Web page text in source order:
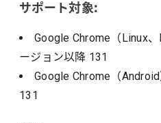
サポート対象:
Google Chrome（Linux
ージョン以降 131
Google Chrome（Android
131